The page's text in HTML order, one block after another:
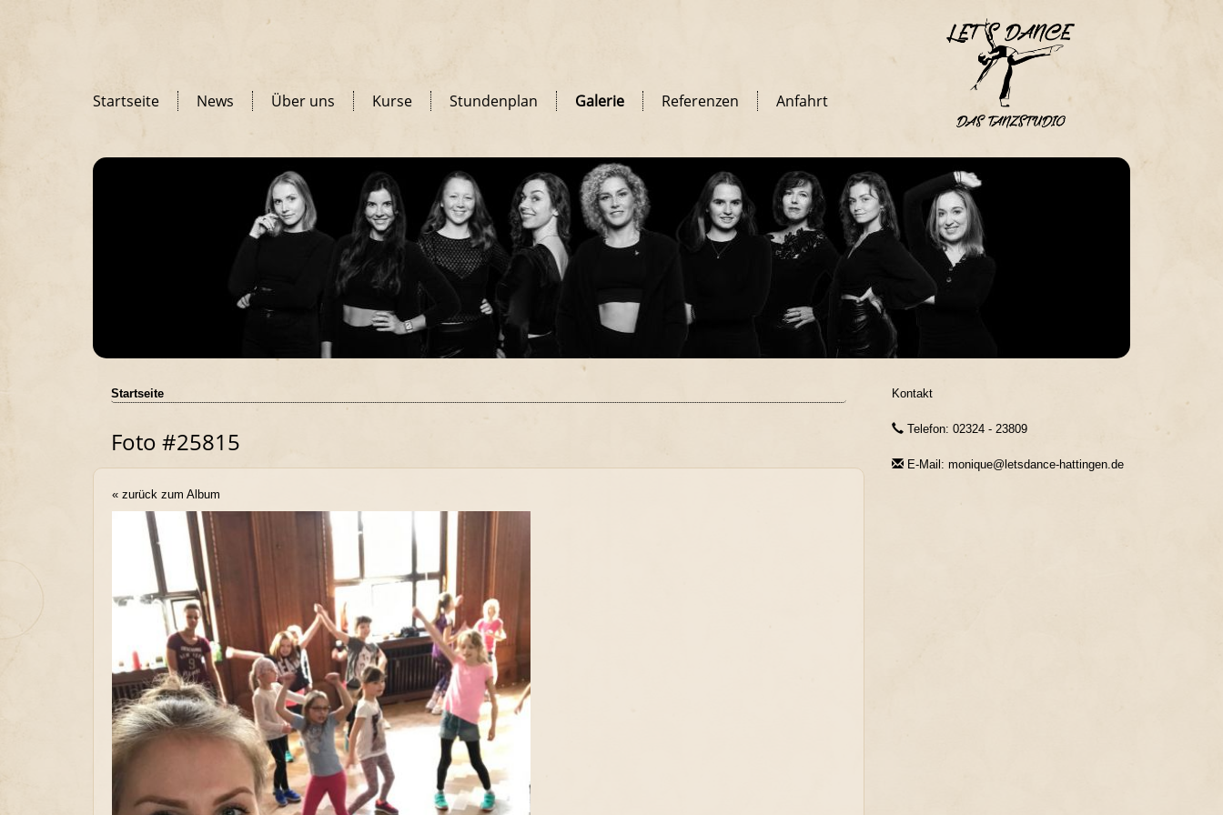
Startseite News Über uns Kurse Stundenplan Galerie Referenzen Anfahrt
Startseite
Foto #25815
« zurück zum Album
Kontakt
Telefon: 02324 - 23809
E-Mail: monique@letsdance-hattingen.de